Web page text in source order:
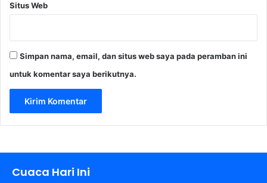
Situs Web
Simpan nama, email, dan situs web saya pada peramban ini
untuk komentar saya berikutnya.
Cuaca Hari Ini